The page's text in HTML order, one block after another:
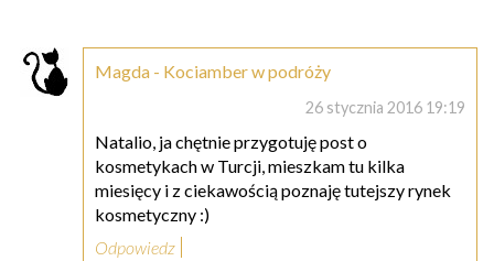
Magda - Kociamber w podróży
26 stycznia 2016 19:19
Natalio, ja chętnie przygotuję post o
kosmetykach w Turcji, mieszkam tu kilka
miesięcy i z ciekawością poznaję tutejszy rynek
kosmetyczny :)
Odpowiedz